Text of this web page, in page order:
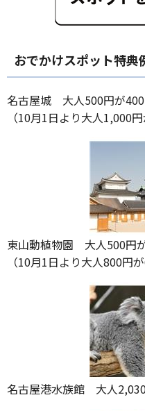
おでかけスポット特典
名古屋城 大人500円が
（10月1日より大人1,000円
東山動植物園 大人500円
（10月1日より大人800円が
名古屋港水族館 大人